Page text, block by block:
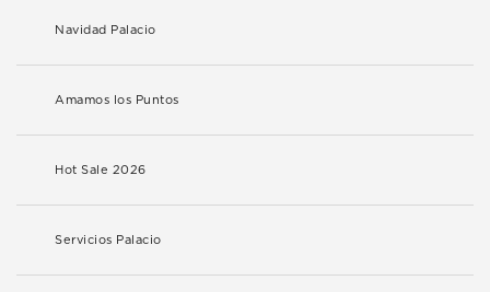
Navidad Palacio
Amamos los Puntos
Hot Sale 2026
Servicios Palacio